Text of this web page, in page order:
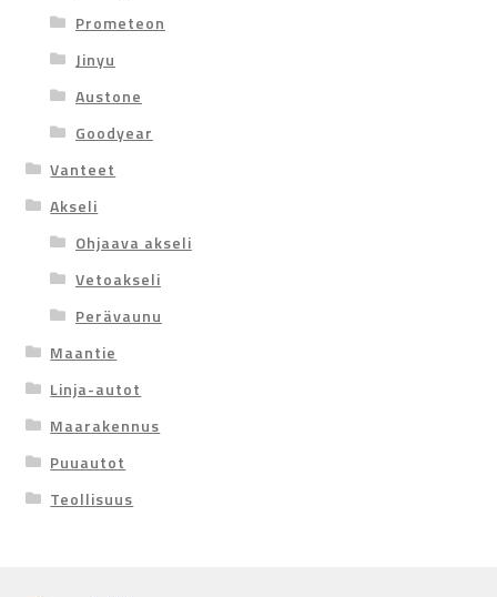
Prometeon
Jinyu
Austone
Goodyear
Vanteet
Akseli
Ohjaava akseli
Vetoakseli
Perävaunu
Maantie
Linja-autot
Maarakennus
Puuautot
Teollisuus